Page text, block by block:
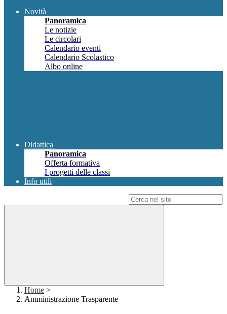
Novità
Panoramica
Le notizie
Le circolari
Calendario eventi
Calendario Scolastico
Albo online
Didattica
Panoramica
Offerta formativa
I progetti delle classi
Info utili
Home >
Amministrazione Trasparente